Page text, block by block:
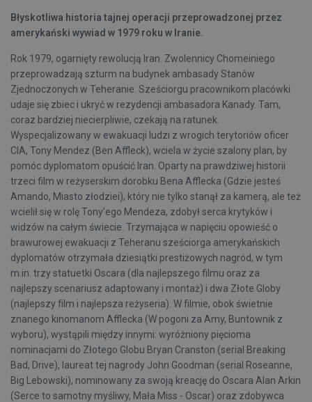
Błyskotliwa historia tajnej operacji przeprowadzonej przez
amerykański wywiad w 1979 roku w Iranie.
Rok 1979, ogarnięty rewolucją Iran. Zwolennicy Chomeiniego
przeprowadzają szturm na budynek ambasady Stanów
Zjednoczonych w Teheranie. Sześciorgu pracownikom placówki
udaje się zbiec i ukryć w rezydencji ambasadora Kanady. Tam,
coraz bardziej niecierpliwie, czekają na ratunek.
Wyspecjalizowany w ewakuacji ludzi z wrogich terytoriów oficer
CIA, Tony Mendez (Ben Affleck), wciela w życie szalony plan, by
pomóc dyplomatom opuścić Iran. Oparty na prawdziwej historii
trzeci film w reżyserskim dorobku Bena Afflecka (Gdzie jesteś
Amando, Miasto złodziei), który nie tylko stanął za kamerą, ale też
wcielił się w rolę Tony’ego Mendeza, zdobył serca krytyków i
widzów na całym świecie. Trzymająca w napięciu opowieść o
brawurowej ewakuacji z Teheranu sześciorga amerykańskich
dyplomatów otrzymała dziesiątki prestiżowych nagród, w tym
m.in. trzy statuetki Oscara (dla najlepszego filmu oraz za
najlepszy scenariusz adaptowany i montaż) i dwa Złote Globy
(najlepszy film i najlepsza reżyseria). W filmie, obok świetnie
znanego kinomanom Afflecka (W pogoni za Amy, Buntownik z
wyboru), wystąpili między innymi: wyróżniony pięcioma
nominacjami do Złotego Globu Bryan Cranston (serial Breaking
Bad, Drive), laureat tej nagrody John Goodman (serial Roseanne,
Big Lebowski), nominowany za swoją kreację do Oscara Alan Arkin
(Serce to samotny myśliwy, Mała Miss - Oscar) oraz zdobywca